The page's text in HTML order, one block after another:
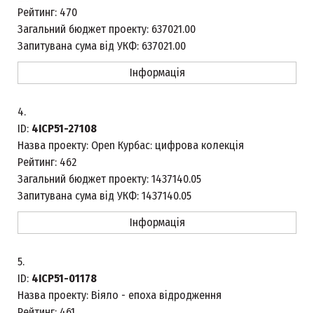
Рейтинг: 470
Загальний бюджет проекту: 637021.00
Запитувана сума від УКФ: 637021.00
Інформація
4.
ID: 4ICP51-27108
Назва проекту: Open Курбас: цифрова колекція
Рейтинг: 462
Загальний бюджет проекту: 1437140.05
Запитувана сума від УКФ: 1437140.05
Інформація
5.
ID: 4ICP51-01178
Назва проекту: Віяло - епоха відродження